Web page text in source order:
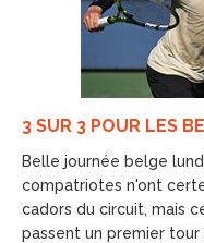
3 SUR 3 POUR LES
Belle journée belge
compatriotes n'ont
cadors du circuit, mais
passent un premier tour